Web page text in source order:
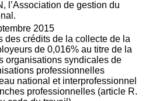
l’Association de gestion du
2015
des crédits de la collecte de la
de 0,016% au titre de la
organisations syndicales de
professionnelles
national et interprofessionnel
professionnelles (article R.